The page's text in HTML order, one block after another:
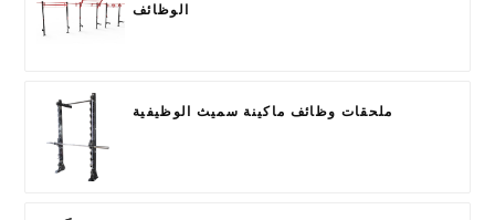
الوظائف
ملحقات وظائف ماكينة سميث الوظيفية